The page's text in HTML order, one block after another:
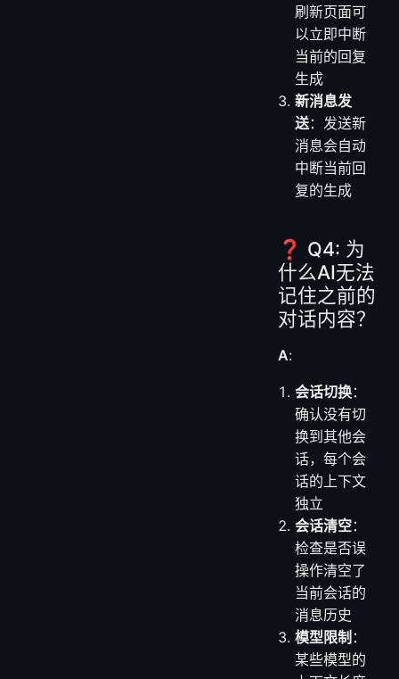
刷新页面可
以立即中断
当前的回复
生成
新消息发
送：发送新
消息会自动
中断当前回
复的生成
❓ Q4: 为
什么AI无法
记住之前的
对话内容？
A:
会话切换：
确认没有切
换到其他会
话，每个会
话的上下文
独立
会话清空：
检查是否误
操作清空了
当前会话的
消息历史
模型限制 ：
某些模型的